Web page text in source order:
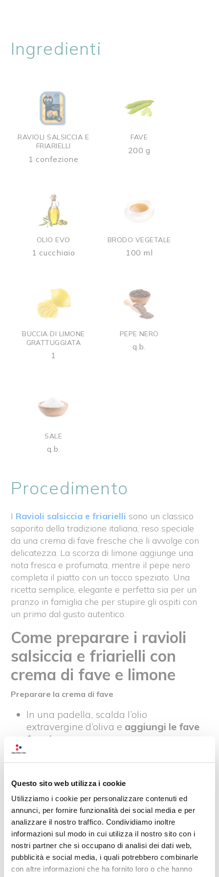
Questo sito web utilizza i cookie
Utilizziamo i cookie per personalizzare contenuti ed
annunci, per fornire funzionalità dei social media e per
analizzare il nostro traffico. Condividiamo inoltre
informazioni sul modo in cui utilizza il nostro sito con i
nostri partner che si occupano di analisi dei dati web,
pubblicità e social media, i quali potrebbero combinarle
con altre informazioni che ha fornito loro o che hanno
Ingredienti
RAVIOLI SALSICCIA E
FRIARIELLI
1 confezione
FAVE
200 g
OLIO EVO
1 cucchiaio
BRODO VEGETALE
100 ml
BUCCIA DI LIMONE
GRATTUGGIATA
1
PEPE NERO
q.b.
SALE
q.b.
Procedimento
I Ravioli salsiccia e friarielli sono un classico
saporito della tradizione italiana, reso speciale
da una crema di fave fresche che li avvolge con
delicatezza. La scorza di limone aggiunge una
nota fresca e profumata, mentre il pepe nero
completa il piatto con un tocco speziato. Una
ricetta semplice, elegante e perfetta sia per un
pranzo in famiglia che per stupire gli ospiti con
un primo dal gusto autentico.
Come preparare i ravioli
salsiccia e friarielli con
crema di fave e limone
Preparare la crema di fave
In una padella, scalda l’olio
extravergine d’oliva e aggiungi le fave
fresche
per 10 minuti circa.
immersione fino a ottenere una
liscia e omogenea.
Aggiusta di sale e tieni la crema calda.
Cuocere iravioli salsiccia e friarielli
Porta a ebollizione una pentola di
acqua salata.